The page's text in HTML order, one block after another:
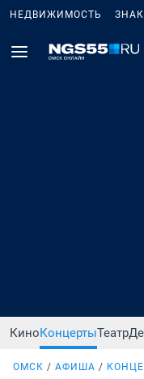
НЕДВИЖИМОСТЬ
КиноКонцертыТеатр
ОМСК АФИША